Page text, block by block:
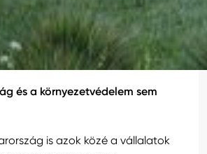
és a környezetvédelem sem
is azok közé a vállalatok